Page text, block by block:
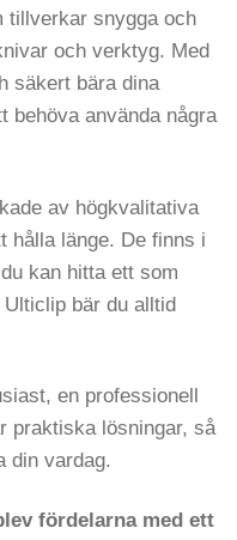
tillverkar snygga och
och verktyg. Med
säkert bära dina
behöva använda några
av högkvalitativa
hålla länge. De finns i
kan hitta ett som
bär du alltid
en professionell
praktiska lösningar, så
din vardag.
fördelarna med ett